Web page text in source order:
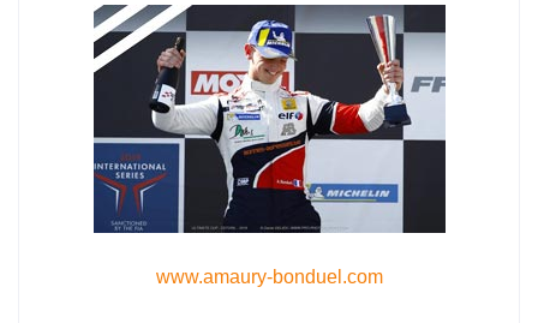
www.amaury-bonduel.com